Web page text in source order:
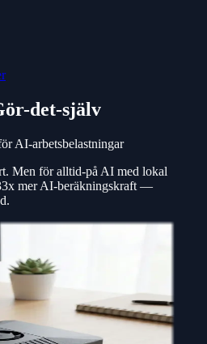
det-själv
AI-arbetsbelastningar
Men för alltid-på AI med lokal
mer AI-beräkningskraft —